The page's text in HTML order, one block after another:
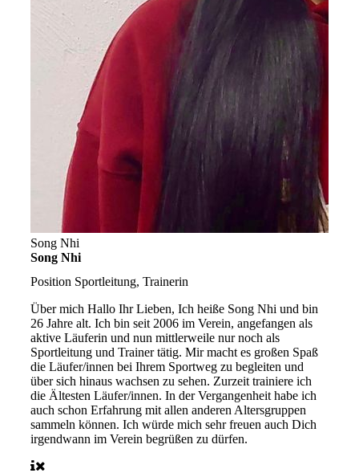
Song Nhi
Song Nhi
Position Sportleitung, Trainerin
Über mich Hallo Ihr Lieben, Ich heiße Song Nhi und bin
26 Jahre alt. Ich bin seit 2006 im Verein, angefangen als
aktive Läuferin und nun mittlerweile nur noch als
Sportleitung und Trainer tätig. Mir macht es großen Spaß
die Läufer/innen bei Ihrem Sportweg zu begleiten und
über sich hinaus wachsen zu sehen. Zurzeit trainiere ich
die Ältesten Läufer/innen. In der Vergangenheit habe ich
auch schon Erfahrung mit allen anderen Altersgruppen
sammeln können. Ich würde mich sehr freuen auch Dich
irgendwann im Verein begrüßen zu dürfen.